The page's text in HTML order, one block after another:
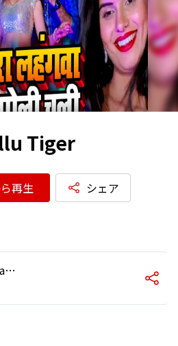
Tiger
再生 シェア
Tora Lahangwa Par Goli Chali